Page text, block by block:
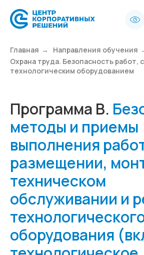
Главная → Направления обучения
Охрана труда. Безопасность работ,
технологическим оборудованием
Программа В.
методы и приемы
выполнения
размещении,
техническом
обслуживании и
оборудования